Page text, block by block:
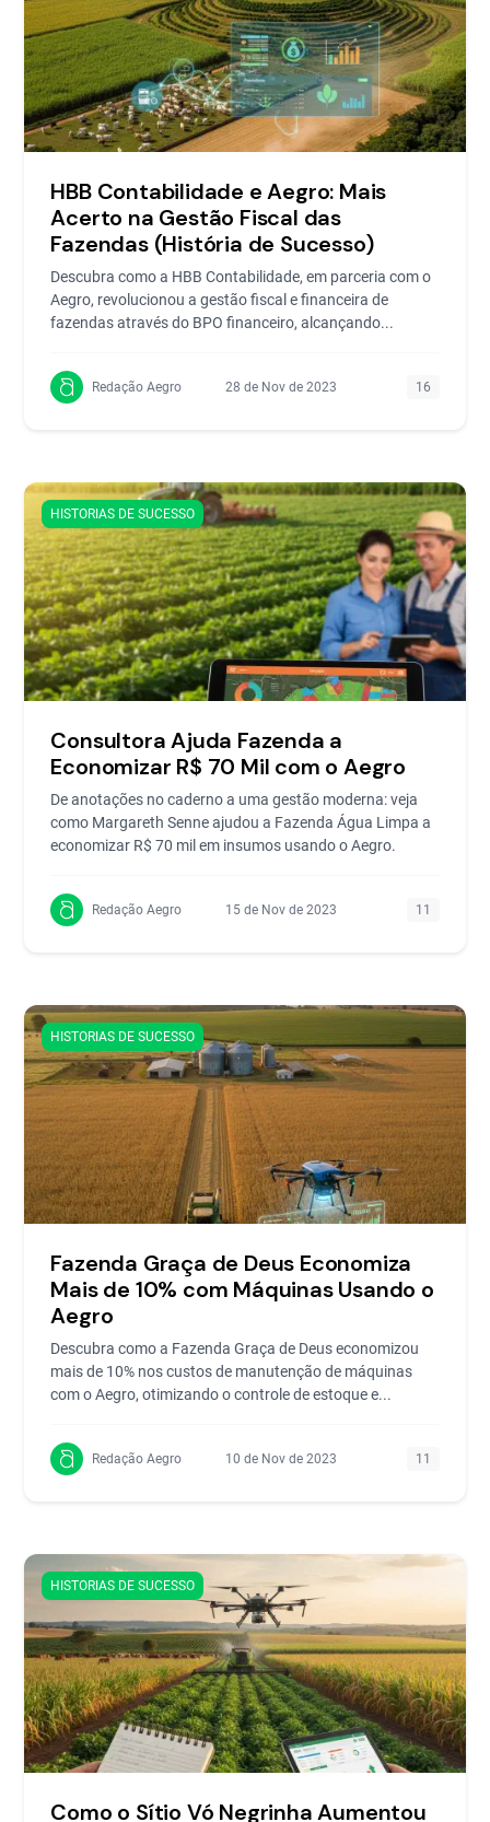
HBB Contabilidade e Aegro: Mais
Acerto na Gestão Fiscal das
Fazendas (História de Sucesso)
Descubra como a HBB Contabilidade, em parceria com o
Aegro, revolucionou a gestão fiscal e financeira de
fazendas através do BPO financeiro, alcançando...
Redação Aegro 28 de Nov de 2023 16
HISTORIAS DE SUCESSO
Consultora Ajuda Fazenda a
Economizar R$ 70 Mil com o Aegro
De anotações no caderno a uma gestão moderna: veja
como Margareth Senne ajudou a Fazenda Água Limpa a
economizar R$ 70 mil em insumos usando o Aegro.
Redação Aegro 15 de Nov de 2023 11
HISTORIAS DE SUCESSO
Fazenda Graça de Deus Economiza
Mais de 10% com Máquinas Usando o
Aegro
Descubra como a Fazenda Graça de Deus economizou
mais de 10% nos custos de manutenção de máquinas
com o Aegro, otimizando o controle de estoque e...
Redação Aegro 10 de Nov de 2023 11
HISTORIAS DE SUCESSO
Como o Sítio Vó Negrinha Aumentou